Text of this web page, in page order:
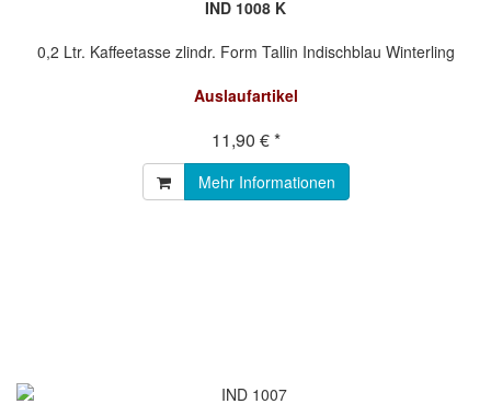
IND 1008 K
0,2 Ltr. Kaffeetasse zlindr. Form Tallin Indischblau Winterling
Auslaufartikel
11,90 € *
Mehr Informationen